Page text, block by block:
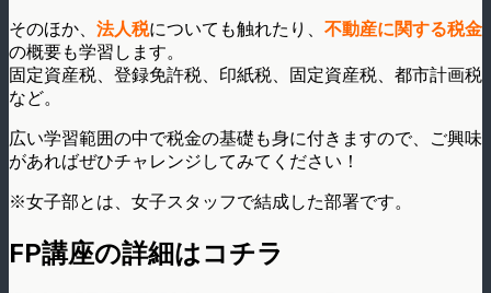
そのほか、 法人税についても触れたり、 不動産に関する税金
の概要も学習します。
固定資産税、登録免許税、印紙税、固定資産税、都市計画税
など。
広い学習範囲の中で税金の基礎も身に付きますので、ご興味
があればぜひチャレンジしてみてください！
※女子部とは、女子スタッフで結成した部署です。
FP講座の詳細はコチラ